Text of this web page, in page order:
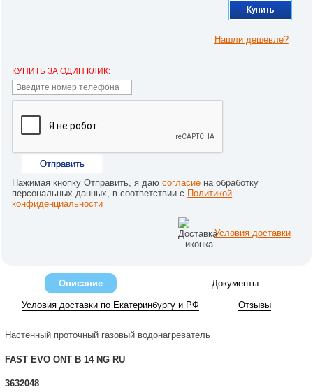
Купить
Нашли дешевле?
КУПИТЬ ЗА ОДИН КЛИК:
Отправить
Нажимая кнопку Отправить, я даюсогласие на обработку
персональных данных, в соответствии с Политикой
конфиденциальности
Условия доставки
Описание Документы
Условия доставки по Екатеринбургу и РФ Отзывы
Настенный проточный газовый водонагреватель
FAST EVO ONT B 14 NG RU
3632048